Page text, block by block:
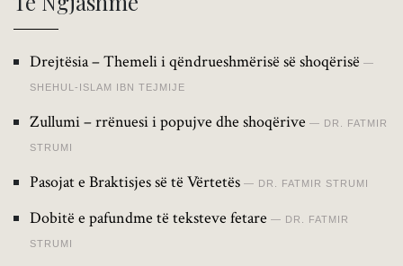
Drejtësia – Themeli i qëndrueshmërisë së shoqërisë
SHEHUL-ISLAM IBN TEJMIJE
Zullumi – rrënuesi i popujve dhe shoqërive DR. FATMIR
STRUMI
Pasojat e Braktisjes së të Vërtetës DR. FATMIR STRUMI
Dobitë e pafundme të teksteve fetare DR. FATMIR
STRUMI